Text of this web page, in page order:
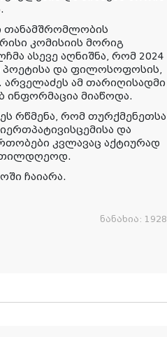
თანამშრომლობის
კომისიის მორიგ
ასევე აღნიშნა, რომ 2024
და ფილოსოფოსის,
ამ თარიღისადმი
ინფორმაცია მიაწოდა.
რწმენა, რომ თურქმენეთსა
და
კვლავაც აქტიურად
ჩაიარა.
ნანახია: 1928